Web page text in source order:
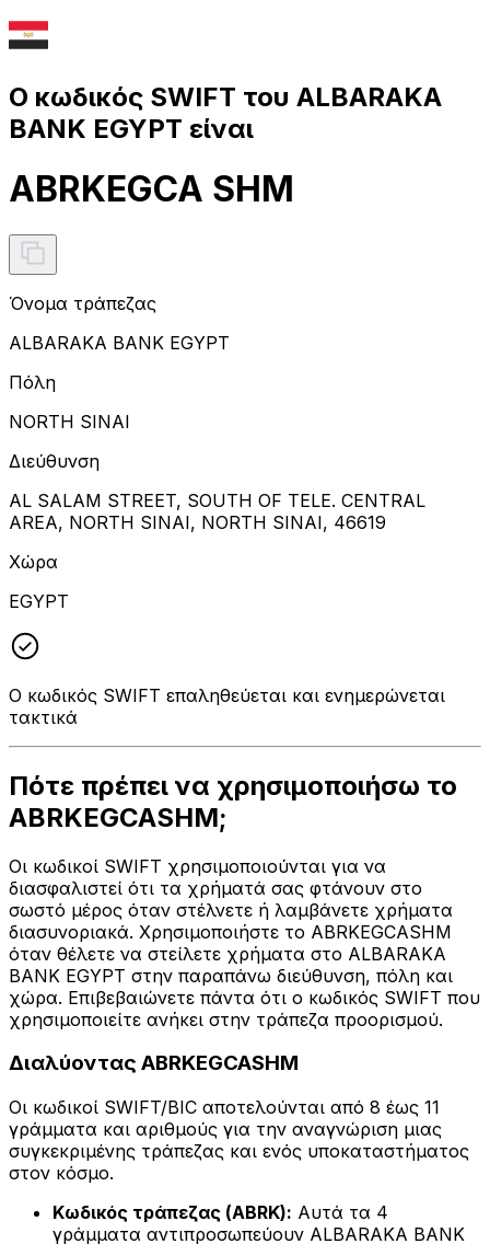
Ο κωδικός SWIFT του ALBARAKA
BANK EGYPT είναι
ABRKEGCA SHM
Όνομα τράπεζας
ALBARAKA BANK EGYPT
Πόλη
NORTH SINAI
Διεύθυνση
AL SALAM STREET, SOUTH OF TELE. CENTRAL
AREA, NORTH SINAI, NORTH SINAI, 46619
Χώρα
EGYPT
Ο κωδικός SWIFT επαληθεύεται και ενημερώνεται
τακτικά
Πότε πρέπει να χρησιμοποιήσω το
ABRKEGCASHM;
Οι κωδικοί SWIFT χρησιμοποιούνται για να
διασφαλιστεί ότι τα χρήματά σας φτάνουν στο
σωστό μέρος όταν στέλνετε ή λαμβάνετε χρήματα
διασυνοριακά. Χρησιμοποιήστε το ABRKEGCASHM
όταν θέλετε να στείλετε χρήματα στο ALBARAKA
BANK EGYPT στην παραπάνω διεύθυνση, πόλη και
χώρα. Επιβεβαιώνετε πάντα ότι ο κωδικός SWIFT που
χρησιμοποιείτε ανήκει στην τράπεζα προορισμού.
Διαλύοντας ABRKEGCASHM
Οι κωδικοί SWIFT/BIC αποτελούνται από 8 έως 11
γράμματα και αριθμούς για την αναγνώριση μιας
συγκεκριμένης τράπεζας και ενός υποκαταστήματος
στον κόσμο.
Κωδικός τράπεζας (ABRK): Αυτά τα 4
γράμματα αντιπροσωπεύουν ALBARAKA BANK